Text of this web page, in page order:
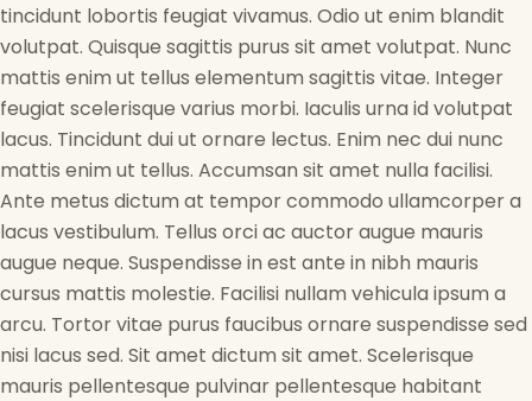
tincidunt lobortis feugiat vivamus. Odio ut enim blandit
volutpat. Quisque sagittis purus sit amet volutpat. Nunc
mattis enim ut tellus elementum sagittis vitae. Integer
feugiat scelerisque varius morbi. Iaculis urna id volutpat
lacus. Tincidunt dui ut ornare lectus. Enim nec dui nunc
mattis enim ut tellus. Accumsan sit amet nulla facilisi.
Ante metus dictum at tempor commodo ullamcorper a
lacus vestibulum. Tellus orci ac auctor augue mauris
augue neque. Suspendisse in est ante in nibh mauris
cursus mattis molestie. Facilisi nullam vehicula ipsum a
arcu. Tortor vitae purus faucibus ornare suspendisse sed
nisi lacus sed. Sit amet dictum sit amet. Scelerisque
mauris pellentesque pulvinar pellentesque habitant